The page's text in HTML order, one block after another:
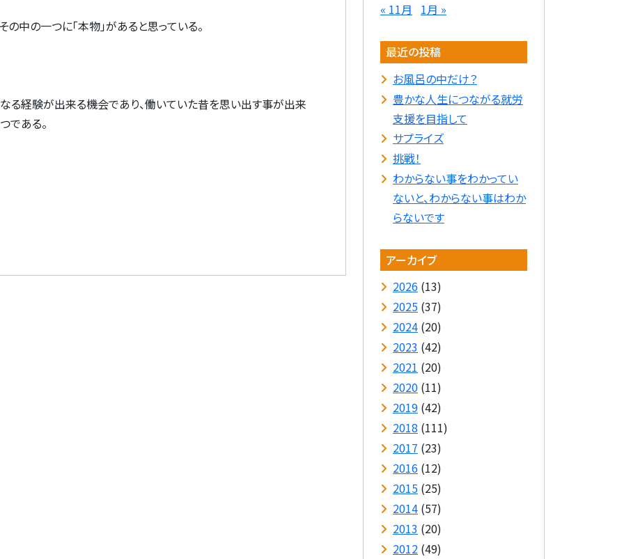
中の一つに「本物」があると思っている。
る経験が出来る機会であり、働いていた昔を思い出す事が出来
である。
« 11月 1月 »
最近の投稿
お風呂の中だけ？
豊かな人生につながる就労
支援を目指して
サプライズ
挑戦！
わからない事をわかってい
ないと、わからない事はわか
らないです
アーカイブ
2026 (13)
2025 (37)
2024 (20)
2023 (42)
2021 (20)
2020 (11)
2019 (42)
2018 (111)
2017 (23)
2016 (12)
2015 (25)
2014 (57)
2013 (20)
2012 (49)